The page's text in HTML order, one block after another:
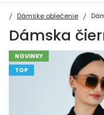
Dámske oblečenie
Dámska
NOVINKY
TOP